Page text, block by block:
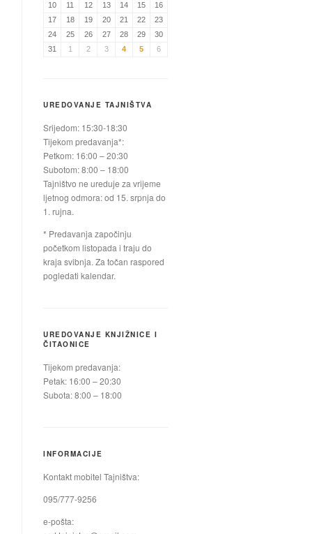
10
11 12 13 14 15
16
17
18 19 20 21 22
23
24
25 26 27 28 29
30
31
1 2 3 4 5 6
UREDOVANJE TAJNIŠTVA
Srijedom: 15:30-18:30
Tijekom predavanja*:
Petkom: 16:00 – 20:30
Subotom: 8:00 – 18:00
Tajništvo ne ureduje za vrijeme
ljetnog odmora: od 15. srpnja do
1. rujna.
* Predavanja započinju
početkom listopada i traju do
kraja svibnja. Za točan raspored
pogledati kalendar.
UREDOVANJE KNJIŽNICE I
ČITAONICE
Tijekom predavanja:
Petak: 16:00 – 20:30
Subota: 8:00 – 18:00
INFORMACIJE
Kontakt mobitel Tajništva:
095/777-9256
e-pošta: